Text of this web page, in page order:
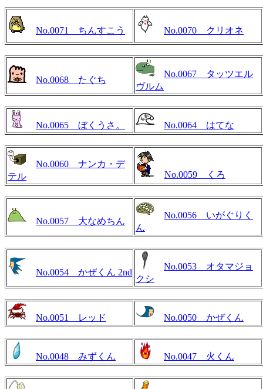
No.0071 ちんすこう No.0070 クリオネ
No.0068 たぐち
No.0067 タッツエル
ヴルム
No.0065 ぼくうさ。 No.0064 はてな
No.0060 ナンカ・デ
テル
No.0059 くろ
No.0057 大なめちん
No.0056 いがぐりく
ん
No.0054 かぜくん 2nd
No.0053 オタマジョ
クシ
No.0051 レッド No.0050 かぜくん
No.0048 みずくん No.0047 火くん